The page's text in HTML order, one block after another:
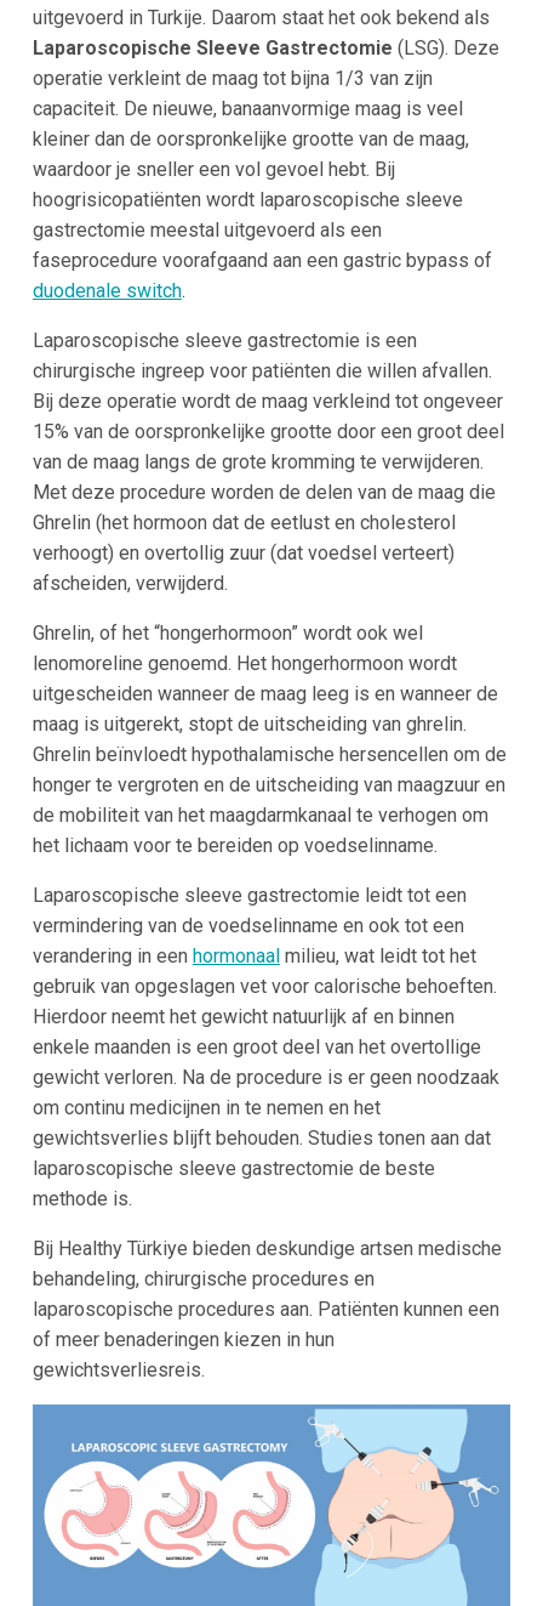
uitgevoerd in Turkije. Daarom staat het ook bekend als
Laparoscopische Sleeve Gastrectomie (LSG). Deze
operatie verkleint de maag tot bijna 1/3 van zijn
capaciteit. De nieuwe, banaanvormige maag is veel
kleiner dan de oorspronkelijke grootte van de maag,
waardoor je sneller een vol gevoel hebt. Bij
hoogrisicopatiënten wordt laparoscopische sleeve
gastrectomie meestal uitgevoerd als een
faseprocedure voorafgaand aan een gastric bypass of
duodenale switch.
Laparoscopische sleeve gastrectomie is een
chirurgische ingreep voor patiënten die willen afvallen.
Bij deze operatie wordt de maag verkleind tot ongeveer
15% van de oorspronkelijke grootte door een groot deel
van de maag langs de grote kromming te verwijderen.
Met deze procedure worden de delen van de maag die
Ghrelin (het hormoon dat de eetlust en cholesterol
verhoogt) en overtollig zuur (dat voedsel verteert)
afscheiden, verwijderd.
Ghrelin, of het “hongerhormoon” wordt ook wel
lenomoreline genoemd. Het hongerhormoon wordt
uitgescheiden wanneer de maag leeg is en wanneer de
maag is uitgerekt, stopt de uitscheiding van ghrelin.
Ghrelin beïnvloedt hypothalamische hersencellen om de
honger te vergroten en de uitscheiding van maagzuur en
de mobiliteit van het maagdarmkanaal te verhogen om
het lichaam voor te bereiden op voedselinname.
Laparoscopische sleeve gastrectomie leidt tot een
vermindering van de voedselinname en ook tot een
verandering in een hormonaalmilieu, wat leidt tot het
gebruik van opgeslagen vet voor calorische behoeften.
Hierdoor neemt het gewicht natuurlijk af en binnen
enkele maanden is een groot deel van het overtollige
gewicht verloren. Na de procedure is er geen noodzaak
om continu medicijnen in te nemen en het
gewichtsverlies blijft behouden. Studies tonen aan dat
laparoscopische sleeve gastrectomie de beste
methode is.
Bij Healthy Türkiye bieden deskundige artsen medische
behandeling, chirurgische procedures en
laparoscopische procedures aan. Patiënten kunnen een
of meer benaderingen kiezen in hun
gewichtsverliesreis.